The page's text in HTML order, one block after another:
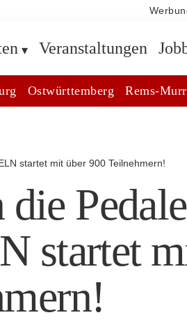
Veranstaltungen
Ostwürttemberg Rems-
startet mit über 900 Teilnehmern!
startet